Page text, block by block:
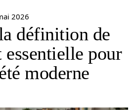
2026
définition de
essentielle pour
moderne